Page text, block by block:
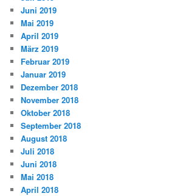
Juni 2019
Mai 2019
April 2019
März 2019
Februar 2019
Januar 2019
Dezember 2018
November 2018
Oktober 2018
September 2018
August 2018
Juli 2018
Juni 2018
Mai 2018
April 2018